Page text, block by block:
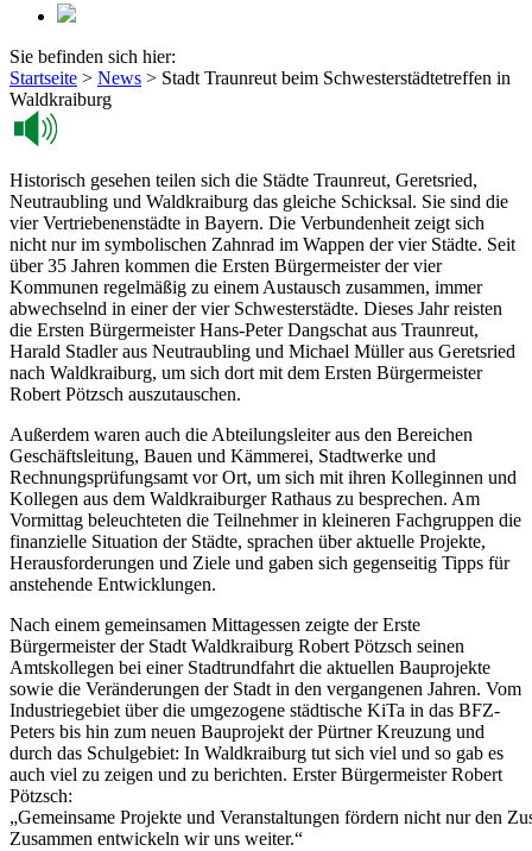
Sie befinden sich hier:
Startseite > News > Stadt Traunreut beim Schwesterstädtetreffen in
Waldkraiburg
Historisch gesehen teilen sich die Städte Traunreut, Geretsried,
Neutraubling und Waldkraiburg das gleiche Schicksal. Sie sind die
vier Vertriebenenstädte in Bayern. Die Verbundenheit zeigt sich
nicht nur im symbolischen Zahnrad im Wappen der vier Städte. Seit
über 35 Jahren kommen die Ersten Bürgermeister der vier
Kommunen regelmäßig zu einem Austausch zusammen, immer
abwechselnd in einer der vier Schwesterstädte. Dieses Jahr reisten
die Ersten Bürgermeister Hans-Peter Dangschat aus Traunreut,
Harald Stadler aus Neutraubling und Michael Müller aus Geretsried
nach Waldkraiburg, um sich dort mit dem Ersten Bürgermeister
Robert Pötzsch auszutauschen.
Außerdem waren auch die Abteilungsleiter aus den Bereichen
Geschäftsleitung, Bauen und Kämmerei, Stadtwerke und
Rechnungsprüfungsamt vor Ort, um sich mit ihren Kolleginnen und
Kollegen aus dem Waldkraiburger Rathaus zu besprechen. Am
Vormittag beleuchteten die Teilnehmer in kleineren Fachgruppen die
finanzielle Situation der Städte, sprachen über aktuelle Projekte,
Herausforderungen und Ziele und gaben sich gegenseitig Tipps für
anstehende Entwicklungen.
Nach einem gemeinsamen Mittagessen zeigte der Erste
Bürgermeister der Stadt Waldkraiburg Robert Pötzsch seinen
Amtskollegen bei einer Stadtrundfahrt die aktuellen Bauprojekte
sowie die Veränderungen der Stadt in den vergangenen Jahren. Vom
Industriegebiet über die umgezogene städtische KiTa in das BFZ-
Peters bis hin zum neuen Bauprojekt der Pürtner Kreuzung und
durch das Schulgebiet: In Waldkraiburg tut sich viel und so gab es
auch viel zu zeigen und zu berichten. Erster Bürgermeister Robert
Pötzsch:
„Gemeinsame Projekte und Veranstaltungen fördern nicht nur den
Zusammen entwickeln wir uns weiter.“